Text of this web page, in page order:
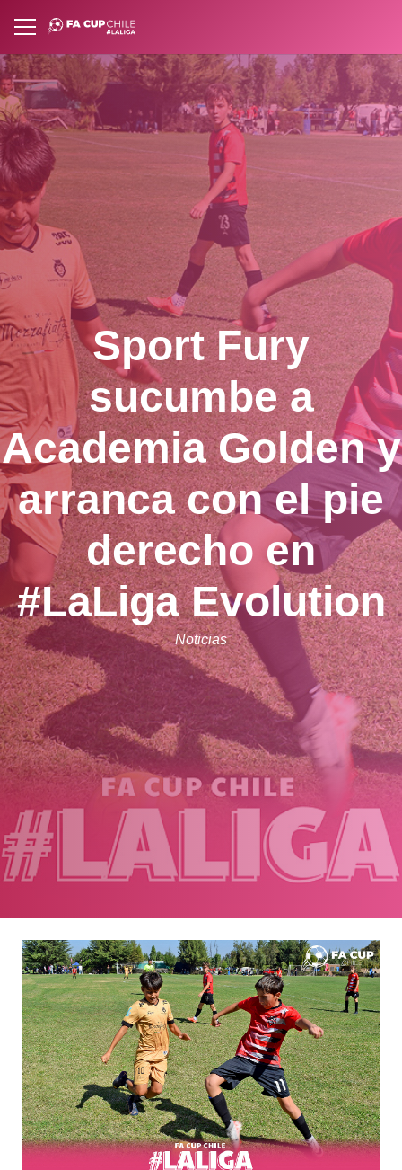
Sport Fury
sucumbe a
Academia Golden y
arranca con el pie
derecho en
#LaLiga Evolution
Noticias